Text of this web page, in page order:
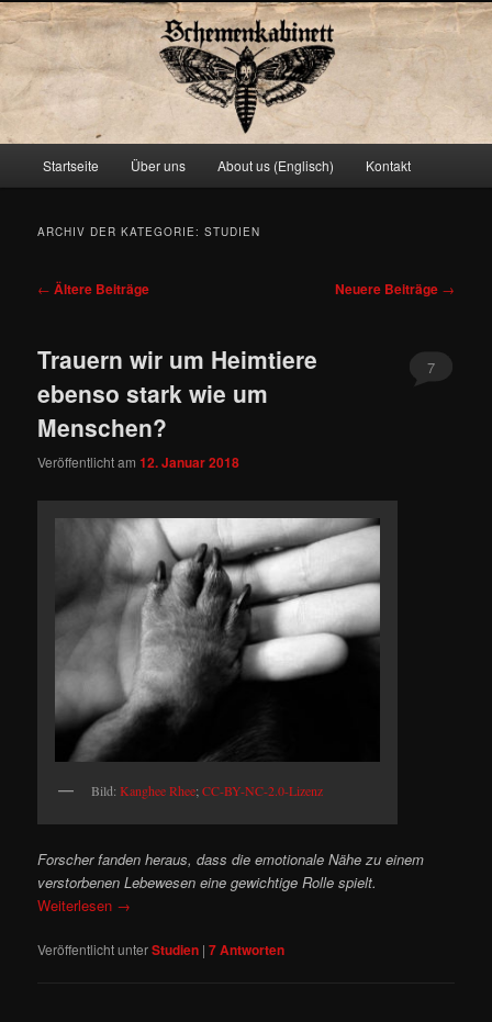
Schemenkabinett
Zum
Zum
Startseite Über uns About us (Englisch) Kontakt
ARCHIV DER KATEGORIE:STUDIEN
Beitragsnavigation
← Ältere Beiträge Neuere Beiträge →
Trauern wir um Heimtiere
ebenso stark wie um
Menschen?
Veröffentlicht am12. Januar 2018
7
Bild:Kanghee Rhee;CC-BY-NC-2.0-Lizenz
Forscher fanden heraus, dass die emotionale Nähe zu einem
verstorbenen Lebewesen eine gewichtige Rolle spielt.
Weiterlesen →
Veröffentlicht unterStudien |7Antworten